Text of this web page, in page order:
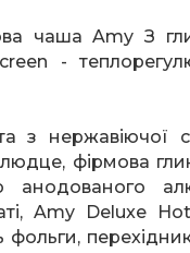
чашаAmy З
-
з нержавіючої
фірмова
анодованого
Amy Deluxe Hot
фольги,